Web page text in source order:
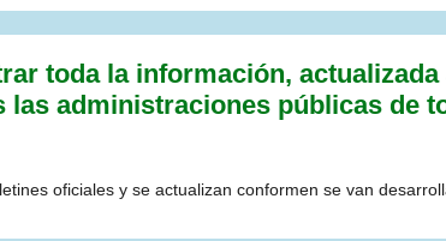
toda la información,
las administraciones públicas de
oficiales y se actualizan conformen se van